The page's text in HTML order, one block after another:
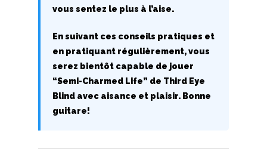
vous sentez le plus à l’aise.
En suivant ces conseils pratiques et
en pratiquant régulièrement, vous
serez bientôt capable de jouer
“Semi-Charmed Life” de Third Eye
Blind avec aisance et plaisir. Bonne
guitare!